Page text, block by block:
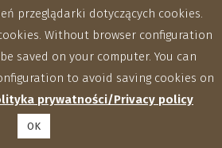
2022,Gliadins –
acids interaction –
with application of
techniques
Conference 2022
Challenges for Cereal
and Technology”;
przeglądarki dotyczących cookies.
Without browser configuration
saved on your computer. You can
to avoid saving cookies on
prywatności/Privacy policy
OK